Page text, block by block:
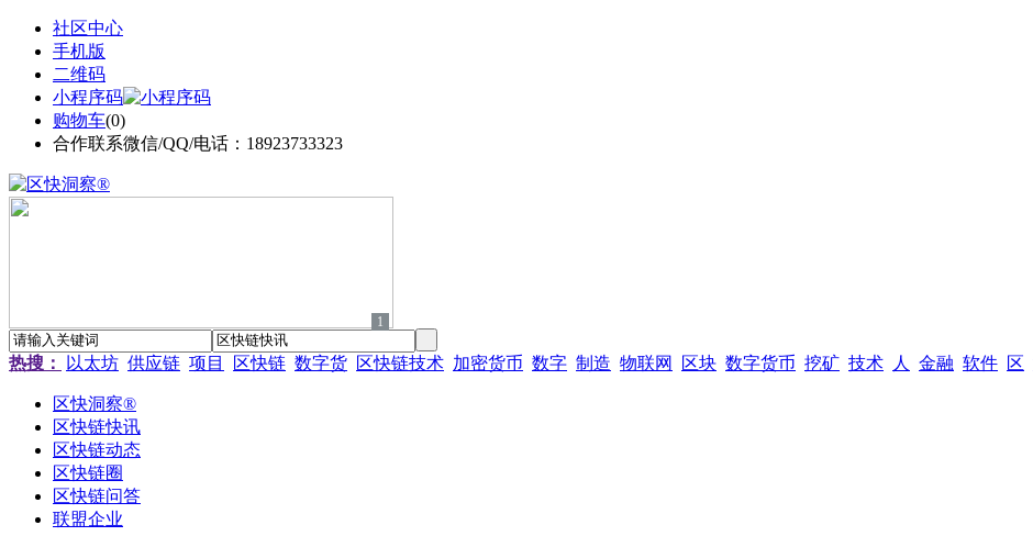
社区中心
手机版
二维码
小程序码
购物车(0)
合作联系微信/QQ/电话：18923733323
1
热搜： 以太坊 供应链 项目 区快链 数字货 区快链技术 加密货币 数字 制造 物联网 区块 数字货币 挖矿 技术 人 金融 软件 区
区快洞察®
区快链快讯
区快链动态
区快链圈
区快链问答
联盟企业